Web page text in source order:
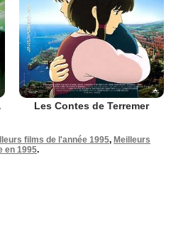
Les Contes de Terremer
films de l'année 1995, Meilleurs
en 1995.